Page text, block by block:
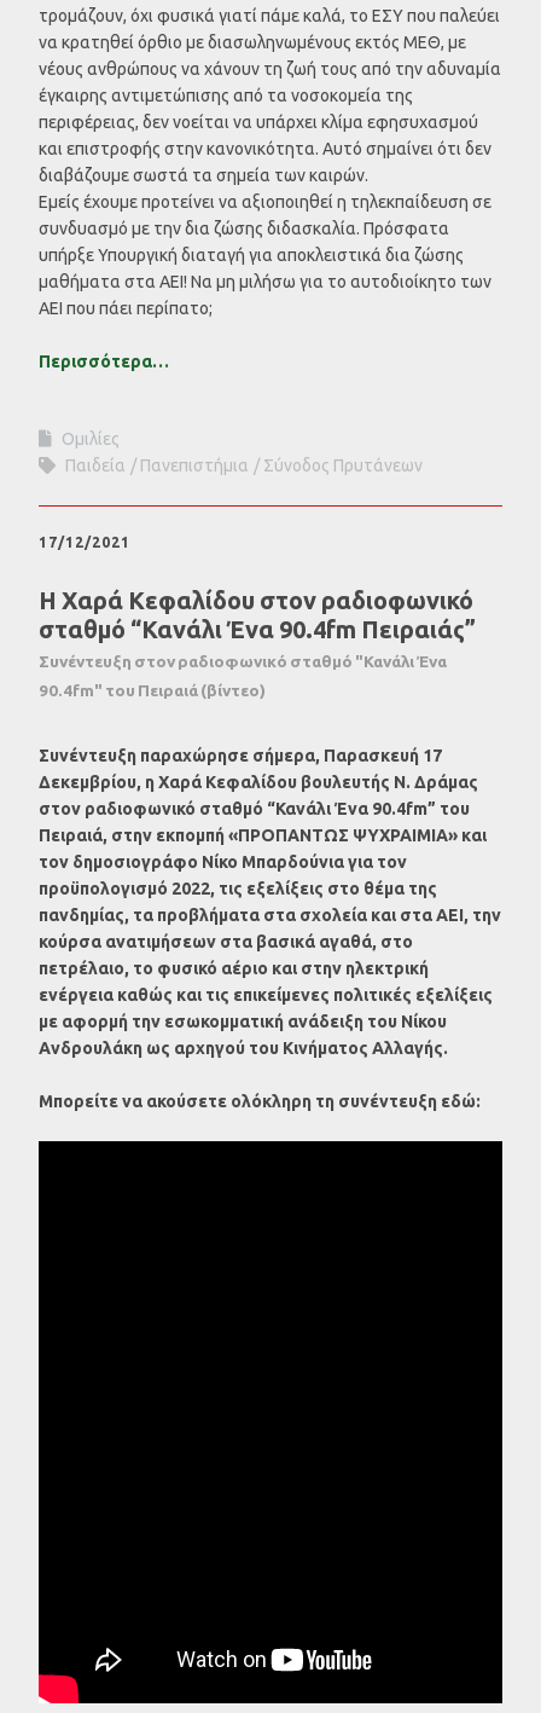
τρομάζουν, όχι φυσικά γιατί πάμε καλά, το ΕΣΥ που παλεύει
να κρατηθεί όρθιο με διασωληνωμένους εκτός ΜΕΘ, με
νέους ανθρώπους να χάνουν τη ζωή τους από την αδυναμία
έγκαιρης αντιμετώπισης από τα νοσοκομεία της
περιφέρειας, δεν νοείται να υπάρχει κλίμα εφησυχασμού
και επιστροφής στην κανονικότητα. Αυτό σημαίνει ότι δεν
διαβάζουμε σωστά τα σημεία των καιρών.
Εμείς έχουμε προτείνει να αξιοποιηθεί η τηλεκπαίδευση σε
συνδυασμό με την δια ζώσης διδασκαλία. Πρόσφατα
υπήρξε Υπουργική διαταγή για αποκλειστικά δια ζώσης
μαθήματα στα ΑΕΙ! Να μη μιλήσω για το αυτοδιοίκητο των
ΑΕΙ που πάει περίπατο;
Περισσότερα…
Ομιλίες
Παιδεία
Πανεπιστήμια Σύνοδος Πρυτάνεων
17/12/2021
Η Χαρά Κεφαλίδου στον ραδιοφωνικό
σταθμό “Κανάλι Ένα 90.4fm Πειραιάς”
Συνέντευξη στον ραδιοφωνικό σταθμό "Κανάλι Ένα
90.4fm" του Πειραιά (βίντεο)
Συνέντευξη παραχώρησε σήμερα, Παρασκευή 17
Δεκεμβρίου, η Χαρά Κεφαλίδου βουλευτής N. Δράμας
στον ραδιοφωνικό σταθμό “Κανάλι Ένα 90.4fm” του
Πειραιά, στην εκπομπή «ΠΡΟΠΑΝΤΩΣ ΨΥΧΡΑΙΜΙΑ» και
τον δημοσιογράφο Νίκο Μπαρδούνια για τον
προϋπολογισμό 2022, τις εξελίξεις στο θέμα της
πανδημίας, τα προβλήματα στα σχολεία και στα ΑΕΙ, την
κούρσα ανατιμήσεων στα βασικά αγαθά, στο
πετρέλαιο, το φυσικό αέριο και στην ηλεκτρική
ενέργεια καθώς και τις επικείμενες πολιτικές εξελίξεις
με αφορμή την εσωκομματική ανάδειξη του Νίκου
Ανδρουλάκη ως αρχηγού του Κινήματος Αλλαγής.
Μπορείτε να ακούσετε ολόκληρη τη συνέντευξη εδώ: